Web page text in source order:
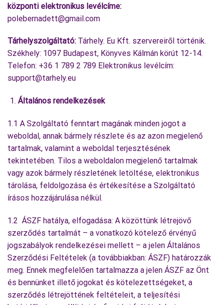
központi elektronikus levélcíme:
polebernadett@gmail.com
Tárhelyszolgáltató: Tárhely. Eu Kft. szervereiről történik.
Székhely: 1097 Budapest, Könyves Kálmán körút 12-14.
Telefon: +36 1 789 2 789 Elektronikus levélcím:
support@tarhely.eu
Általános rendelkezések
1.1 A Szolgáltató fenntart magának minden jogot a
weboldal, annak bármely részlete és az azon megjelenő
tartalmak, valamint a weboldal terjesztésének
tekintetében. Tilos a weboldalon megjelenő tartalmak
vagy azok bármely részletének letöltése, elektronikus
tárolása, feldolgozása és értékesítése a Szolgáltató
írásos hozzájárulása nélkül.
1.2 ÁSZF hatálya, elfogadása: A közöttünk létrejövő
szerződés tartalmát – a vonatkozó kötelező érvényű
jogszabályok rendelkezései mellett – a jelen Általános
Szerződési Feltételek (a továbbiakban: ÁSZF) határozzák
meg. Ennek megfelelően tartalmazza a jelen ÁSZF az Önt
és bennünket illető jogokat és kötelezettségeket, a
szerződés létrejöttének feltételeit, a teljesítési